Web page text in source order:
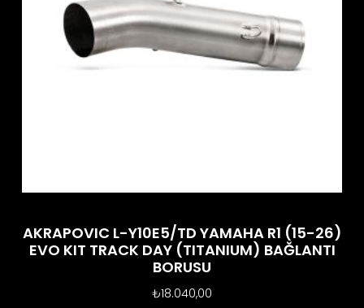
AKRAPOVIC L-Y10E5/TD YAMAHA R1 (15-26)
EVO KIT TRACK DAY (TITANIUM) BAĞLANTI
BORUSU
₺18.040,00